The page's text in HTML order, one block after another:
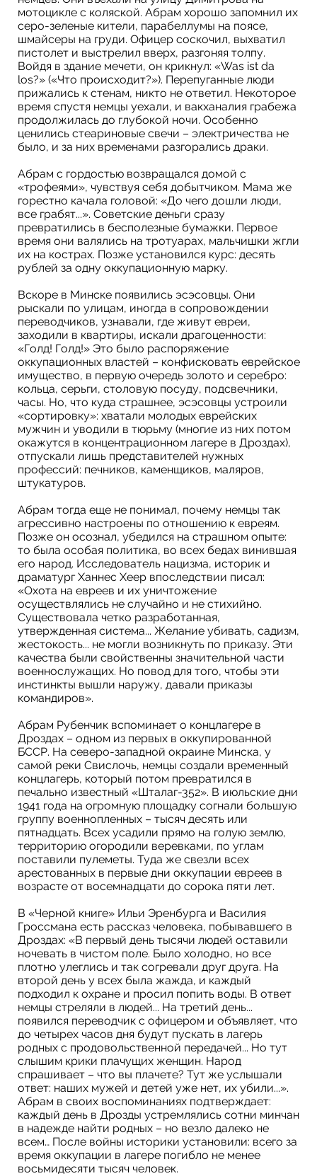
мотоцикле с коляской. Абрам хорошо запомнил их
серо-зеленые кители, парабеллумы на поясе,
шмайсеры на груди. Офицер соскочил, выхватил
пистолет и выстрелил вверх, разгоняя толпу.
Войдя в здание мечети, он крикнул: «Was ist da
los?» («Что происходит?»). Перепуганные люди
прижались к стенам, никто не ответил. Некоторое
время спустя немцы уехали, и вакханалия грабежа
продолжилась до глубокой ночи. Особенно
ценились стеариновые свечи – электричества не
было, и за них временами разгорались драки.
Абрам с гордостью возвращался домой с
«трофеями», чувствуя себя добытчиком. Мама же
горестно качала головой: «До чего дошли люди,
все грабят...». Советские деньги сразу
превратились в бесполезные бумажки. Первое
время они валялись на тротуарах, мальчишки жгли
их на кострах. Позже установился курс: десять
рублей за одну оккупационную марку.
Вскоре в Минске появились эсэсовцы. Они
рыскали по улицам, иногда в сопровождении
переводчиков, узнавали, где живут евреи,
заходили в квартиры, искали драгоценности:
«Голд! Голд!» Это было распоряжение
оккупационных властей – конфисковать еврейское
имущество, в первую очередь золото и серебро:
кольца, серьги, столовую посуду, подсвечники,
часы. Но, что куда страшнее, эсэсовцы устроили
«сортировку»: хватали молодых еврейских
мужчин и уводили в тюрьму (многие из них потом
окажутся в концентрационном лагере в Дроздах),
отпускали лишь представителей нужных
профессий: печников, каменщиков, маляров,
штукатуров.
Абрам тогда еще не понимал, почему немцы так
агрессивно настроены по отношению к евреям.
Позже он осознал, убедился на страшном опыте:
то была особая политика, во всех бедах винившая
его народ. Исследователь нацизма, историк и
драматург Ханнес Хеер впоследствии писал:
«Охота на евреев и их уничтожение
осуществлялись не случайно и не стихийно.
Существовала четко разработанная,
утвержденная система... Желание убивать, садизм,
жестокость... не могли возникнуть по приказу. Эти
качества были свойственны значительной части
военнослужащих. Но повод для того, чтобы эти
инстинкты вышли наружу, давали приказы
командиров».
Абрам Рубенчик вспоминает о концлагере в
Дроздах – одном из первых в оккупированной
БССР. На северо-западной окраине Минска, у
самой реки Свислочь, немцы создали временный
концлагерь, который потом превратился в
печально известный «Шталаг-352». В июльские дни
1941 года на огромную площадку согнали большую
группу военнопленных – тысяч десять или
пятнадцать. Всех усадили прямо на голую землю,
территорию огородили веревками, по углам
поставили пулеметы. Туда же свезли всех
арестованных в первые дни оккупации евреев в
возрасте от восемнадцати до сорока пяти лет.
В «Черной книге» Ильи Эренбурга и Василия
Гроссмана есть рассказ человека, побывавшего в
Дроздах: «В первый день тысячи людей оставили
ночевать в чистом поле. Было холодно, но все
плотно улеглись и так согревали друг друга. На
второй день у всех была жажда, и каждый
подходил к охране и просил попить воды. В ответ
немцы стреляли в людей... На третий день...
появился переводчик с офицером и объявляет, что
до четырех часов дня будут пускать в лагерь
родных с продовольственной передачей... Но тут
слышим крики плачущих женщин. Народ
спрашивает – что вы плачете? Тут же услышали
ответ: наших мужей и детей уже нет, их убили...».
Абрам в своих воспоминаниях подтверждает:
каждый день в Дрозды устремлялись сотни минчан
в надежде найти родных – но везло далеко не
всем… После войны историки установили: всего за
время оккупации в лагере погибло не менее
восьмидесяти тысяч человек.